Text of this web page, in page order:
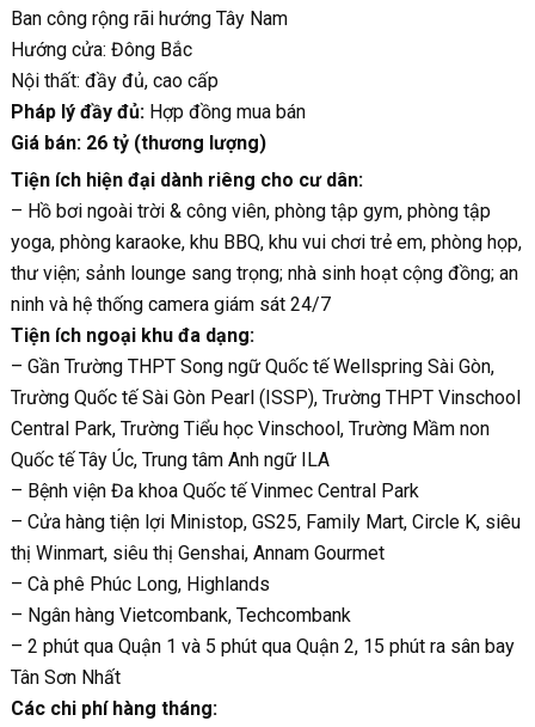
Ban công rộng rãi hướng Tây Nam
Hướng cửa: Đông Bắc
Nội thất: đầy đủ, cao cấp
Pháp lý đầy đủ:Hợp đồng mua bán
Giá bán: 26 tỷ (thương lượng)
Tiện ích hiện đại dành riêng cho cư dân:
– Hồ bơi ngoài trời & công viên, phòng tập gym, phòng tập
yoga, phòng karaoke, khu BBQ, khu vui chơi trẻ em, phòng họp,
thư viện; sảnh lounge sang trọng; nhà sinh hoạt cộng đồng; an
ninh và hệ thống camera giám sát 24/7
Tiện ích ngoại khu đa dạng:
– Gần Trường THPT Song ngữ Quốc tế Wellspring Sài Gòn,
Trường Quốc tế Sài Gòn Pearl (ISSP), Trường THPT Vinschool
Central Park, Trường Tiểu học Vinschool, Trường Mầm non
Quốc tế Tây Úc, Trung tâm Anh ngữ ILA
– Bệnh viện Đa khoa Quốc tế Vinmec Central Park
– Cửa hàng tiện lợi Ministop, GS25, Family Mart, Circle K, siêu
thị Winmart, siêu thị Genshai, Annam Gourmet
– Cà phê Phúc Long, Highlands
– Ngân hàng Vietcombank, Techcombank
– 2 phút qua Quận 1 và 5 phút qua Quận 2, 15 phút ra sân bay
Tân Sơn Nhất
Các chi phí hàng tháng: